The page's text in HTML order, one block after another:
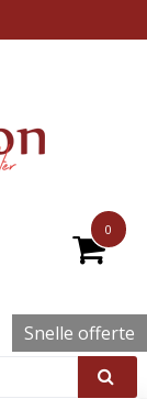
0
Snelle offerte